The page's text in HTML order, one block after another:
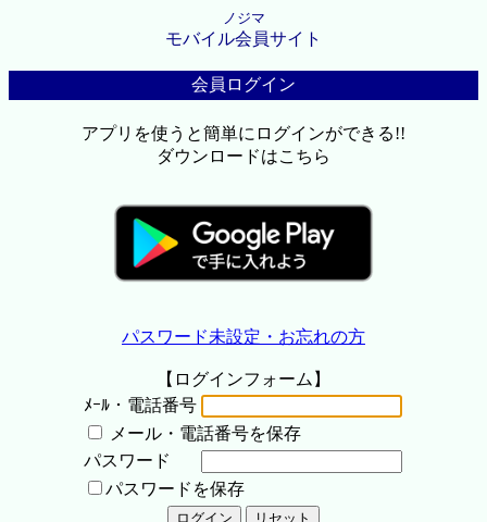
ノジマ
モバイル会員サイト
会員ログイン
アプリを使うと簡単にログインができる!!
ダウンロードはこちら
パスワード未設定・お忘れの方
【ログインフォーム】
ﾒｰﾙ・電話番号
メール・電話番号を保存
パスワード
パスワードを保存